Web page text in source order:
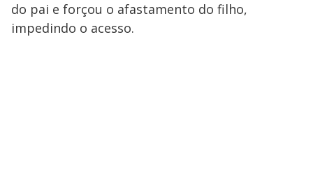
do pai e forçou o afastamento do filho,
impedindo o acesso.